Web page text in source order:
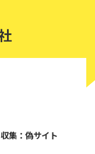
集：偽サイト